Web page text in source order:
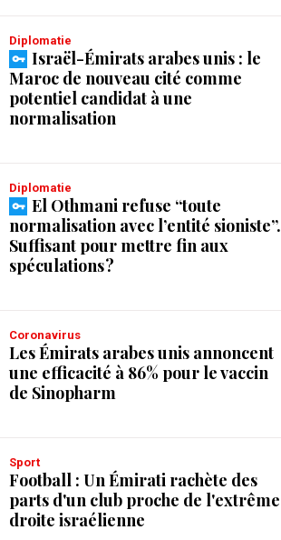
Diplomatie
Israël-Émirats arabes unis : le
Maroc de nouveau cité comme
potentiel candidat à une
normalisation
Diplomatie
El Othmani refuse “toute
normalisation avec l’entité sioniste”.
Suffisant pour mettre fin aux
spéculations ?
Coronavirus
Les Émirats arabes unis annoncent
une efficacité à 86% pour le vaccin
de Sinopharm
Sport
Football : Un Émirati rachète des
parts d'un club proche de l'extrême
droite israélienne